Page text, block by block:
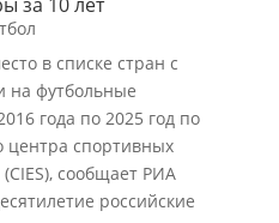
в списке стран с
на футбольные
года по 2025 год по
центра спортивных
сообщает РИА
российские